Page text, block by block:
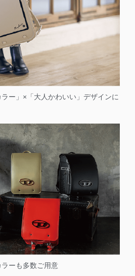
ー」×「大人かわいい」デザインに
ラーも多数ご用意